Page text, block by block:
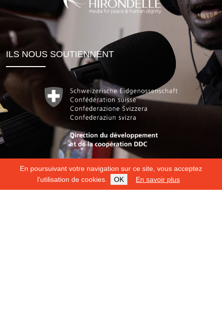
En poursuivant votre navigation sur ce site, vous acceptez
l'utilisation de cookies.
OK En savoir plus
ILS NOUS SOUTIENNENT